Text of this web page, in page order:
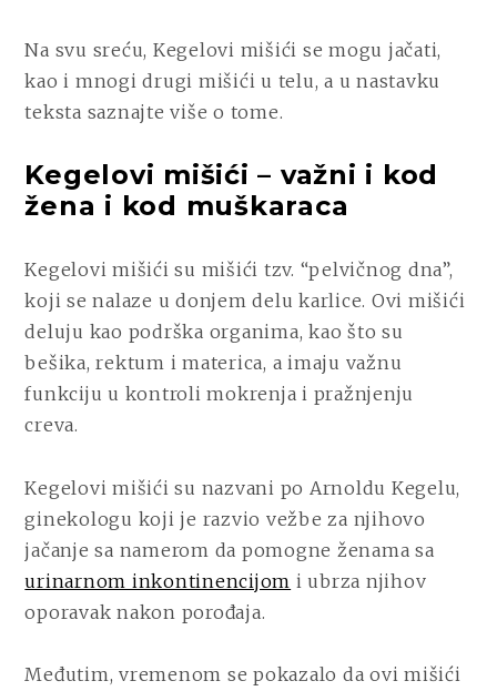
Na svu sreću, Kegelovi mišići se mogu jačati,
kao i mnogi drugi mišići u telu, a u nastavku
teksta saznajte više o tome.
Kegelovi mišići – važni i kod
žena i kod muškaraca
Kegelovi mišići su mišići tzv. “pelvičnog dna”,
koji se nalaze u donjem delu karlice. Ovi mišići
deluju kao podrška organima, kao što su
bešika, rektum i materica, a imaju važnu
funkciju u kontroli mokrenja i pražnjenju
creva.
Kegelovi mišići su nazvani po Arnoldu Kegelu,
ginekologu koji je razvio vežbe za njihovo
jačanje sa namerom da pomogne ženama sa
urinarnom inkontinencijom i ubrza njihov
oporavak nakon porođaja.
Međutim, vremenom se pokazalo da ovi mišići